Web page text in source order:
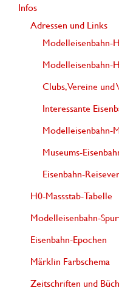
Infos
Adressen und Links
Modelleisenbahn-
Modelleisenbahn-
Clubs, Vereine und
Interessante
Modelleisenbahn-
Museums-
Eisenbahn-
H0-Massstab-Tabelle
Modelleisenbahn-
Eisenbahn-Epochen
Märklin Farbschema
Zeitschriften und